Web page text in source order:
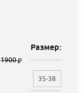
1900
Размер:
35-38